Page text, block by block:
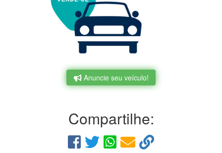
Anuncie seu veículo!
Compartilhe: